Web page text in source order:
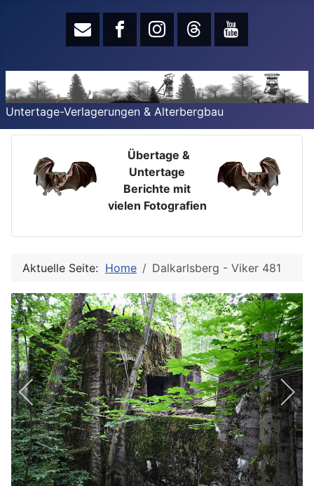
Untertage-Verlagerungen & Alterbergbau
Übertage &
Untertage
Berichte mit
vielen Fotografien
Aktuelle Seite: Home Dalkarlsberg - Viker 481